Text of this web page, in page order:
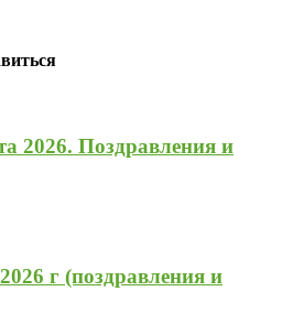
2026. Поздравления и
г (поздравления и